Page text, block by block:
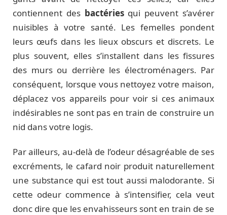
contiennent des bactériesqui peuvent s’avérer
nuisibles à votre santé. Les femelles pondent
leurs œufs dans les lieux obscurs et discrets. Le
plus souvent, elles s’installent dans les fissures
des murs ou derrière les électroménagers. Par
conséquent, lorsque vous nettoyez votre maison,
déplacez vos appareils pour voir si ces animaux
indésirables ne sont pas en train de construire un
nid dans votre logis.
Par ailleurs, au-delà de l’odeur désagréable de ses
excréments, le cafard noir produit naturellement
une substance qui est tout aussi malodorante. Si
cette odeur commence à s’intensifier, cela veut
donc dire que les envahisseurs sont en train de se